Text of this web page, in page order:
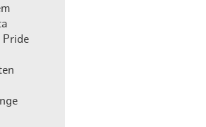
Pride